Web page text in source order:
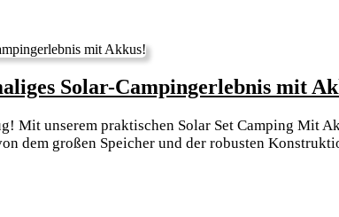
Solar-Campingerlebnis mit
Mit unserem praktischen Solar Set Camping Mit
dem großen Speicher und der robusten